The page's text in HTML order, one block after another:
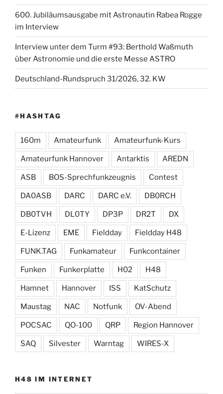
600. Jubiläumsausgabe mit Astronautin Rabea Rogge
im Interview
Interview unter dem Turm #93: Berthold Waßmuth
über Astronomie und die erste Messe ASTRO
Deutschland-Rundspruch 31/2026, 32. KW
#HASHTAG
160m Amateurfunk Amateurfunk-Kurs
Amateurfunk Hannover Antarktis AREDN
ASB BOS-Sprechfunkzeugnis Contest
DA0ASB DARC DARC e.V. DB0RCH
DB0TVH DL0TY DP3P DR2T DX
E-Lizenz EME Fieldday Fieldday H48
FUNK.TAG Funkamateur Funkcontainer
Funken Funkerplatte H02 H48
Hamnet Hannover ISS KatSchutz
Maustag NAC Notfunk OV-Abend
POCSAC QO-100 QRP Region Hannover
SAQ Silvester Warntag WIRES-X
H48 IM INTERNET